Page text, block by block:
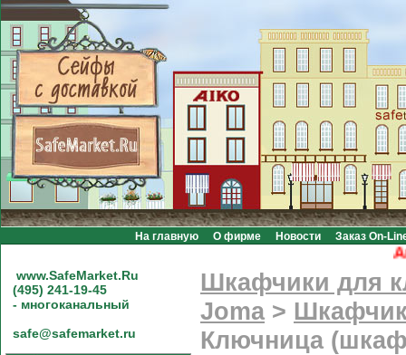
На главную О фирме Новости Заказ On-
www.SafeMarket.Ru
(495) 241-19-45
- многоканальный
safe@safemarket.ru
Шкафчики для
Joma >
Ключница